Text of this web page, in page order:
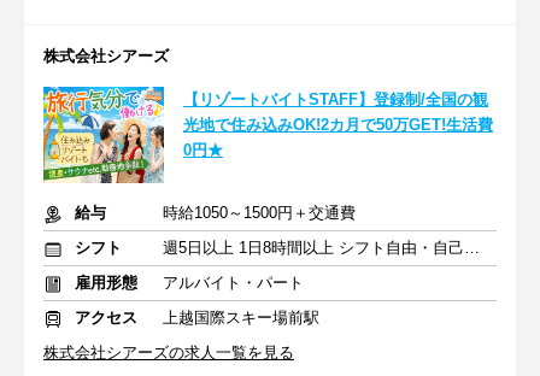
株式会社シアーズ
【リゾートバイトSTAFF】登録制/全国の観
光地で住み込みOK!2カ月で50万GET!生活費
0円★
給与
時給1050～1500円＋交通費
シフト
週5日以上 1日8時間以上 シフト自由・自己申告
雇用形態
アルバイト・パート
アクセス
上越国際スキー場前駅
株式会社シアーズの求人一覧を見る